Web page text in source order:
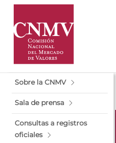
Sobre la CNMV
Sala de prensa
Consultas a registros
oficiales